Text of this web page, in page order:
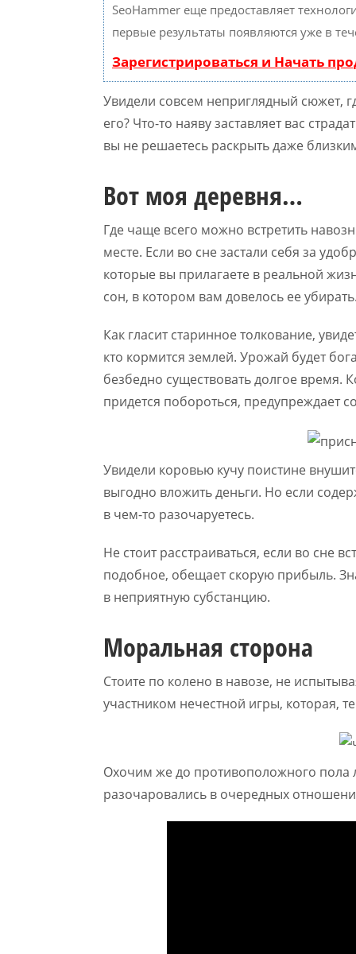
SeoHammer еще предоставляет
первые результаты появляются уже в
Зарегистрироваться и Начать
Увидели совсем неприглядный сюжет,
его? Что-то наяву заставляет вас
вы не решаетесь раскрыть даже
Вот моя деревня…
Где чаще всего можно встретить
месте. Если во сне застали себя за
которые вы прилагаете в реальной
сон, в котором вам довелось ее
Как гласит старинное толкование,
кто кормится землей. Урожай будет
безбедно существовать долгое время.
придется побороться, предупреждает
Увидели коровью кучу поистине
выгодно вложить деньги. Но если
в чем-то разочаруетесь.
Не стоит расстраиваться, если во сне
подобное, обещает скорую прибыль.
в неприятную субстанцию.
Моральная сторона
Стоите по колено в навозе, не
участником нечестной игры, которая,
Охочим же до противоположного пола
разочаровались в очередных